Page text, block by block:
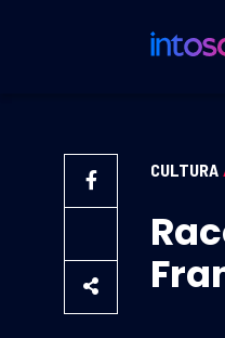
CULTURA